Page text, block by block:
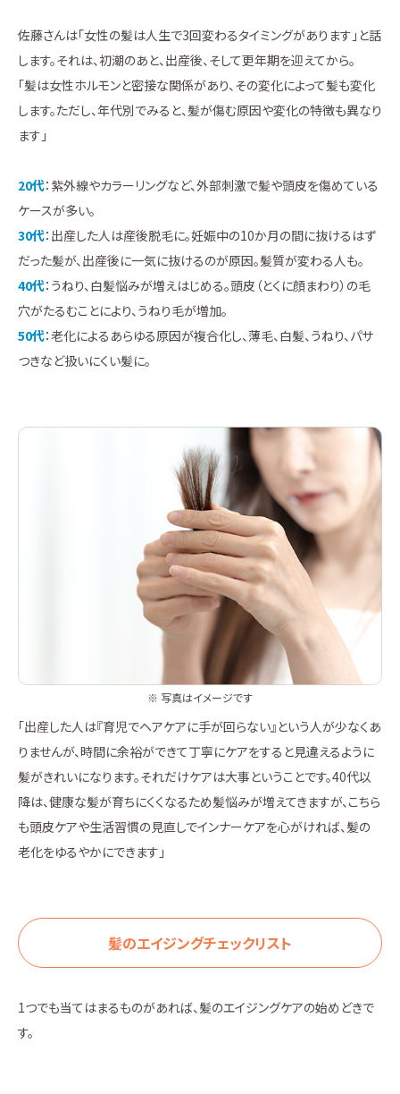
佐藤さんは「女性の髪は人生で3回変わるタイミングがあります」と話
します。それは、初潮のあと、出産後、そして更年期を迎えてから。
「髪は女性ホルモンと密接な関係があり、その変化によって髪も変化
します。ただし、年代別でみると、髪が傷む原因や変化の特徴も異なり
ます」
20代：紫外線やカラーリングなど、外部刺激で髪や頭皮を傷めている
ケースが多い。
30代：出産した人は産後脱毛に。妊娠中の10か月の間に抜けるはず
だった髪が、出産後に一気に抜けるのが原因。髪質が変わる人も。
40代：うねり、白髪悩みが増えはじめる。頭皮（とくに顔まわり）の毛
穴がたるむことにより、うねり毛が増加。
50代：老化によるあらゆる原因が複合化し、薄毛、白髪、うねり、パサ
つきなど扱いにくい髪に。
※ 写真はイメージです
「出産した人は『育児でヘアケアに手が回らない』という人が少なくあ
りませんが、時間に余裕ができて丁寧にケアをすると見違えるように
髪がきれいになります。それだけケアは大事ということです。40代以
降は、健康な髪が育ちにくくなるため髪悩みが増えてきますが、こちら
も頭皮ケアや生活習慣の見直しでインナーケアを心がければ、髪の
老化をゆるやかにできます」
髪のエイジングチェックリスト
1つでも当てはまるものがあれば、髪のエイジングケアの始めどきで
す。